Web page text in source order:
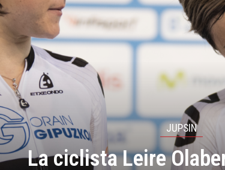
JUPSIN
La ciclista Leire